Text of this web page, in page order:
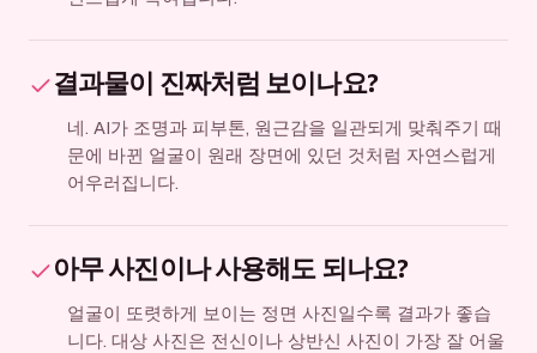
결과물이 진짜처럼 보이나요?
네. AI가 조명과 피부톤, 원근감을 일관되게 맞춰주기 때
문에 바뀐 얼굴이 원래 장면에 있던 것처럼 자연스럽게
어우러집니다.
아무 사진이나 사용해도 되나요?
얼굴이 또렷하게 보이는 정면 사진일수록 결과가 좋습
니다. 대상 사진은 전신이나 상반신 사진이 가장 잘 어울